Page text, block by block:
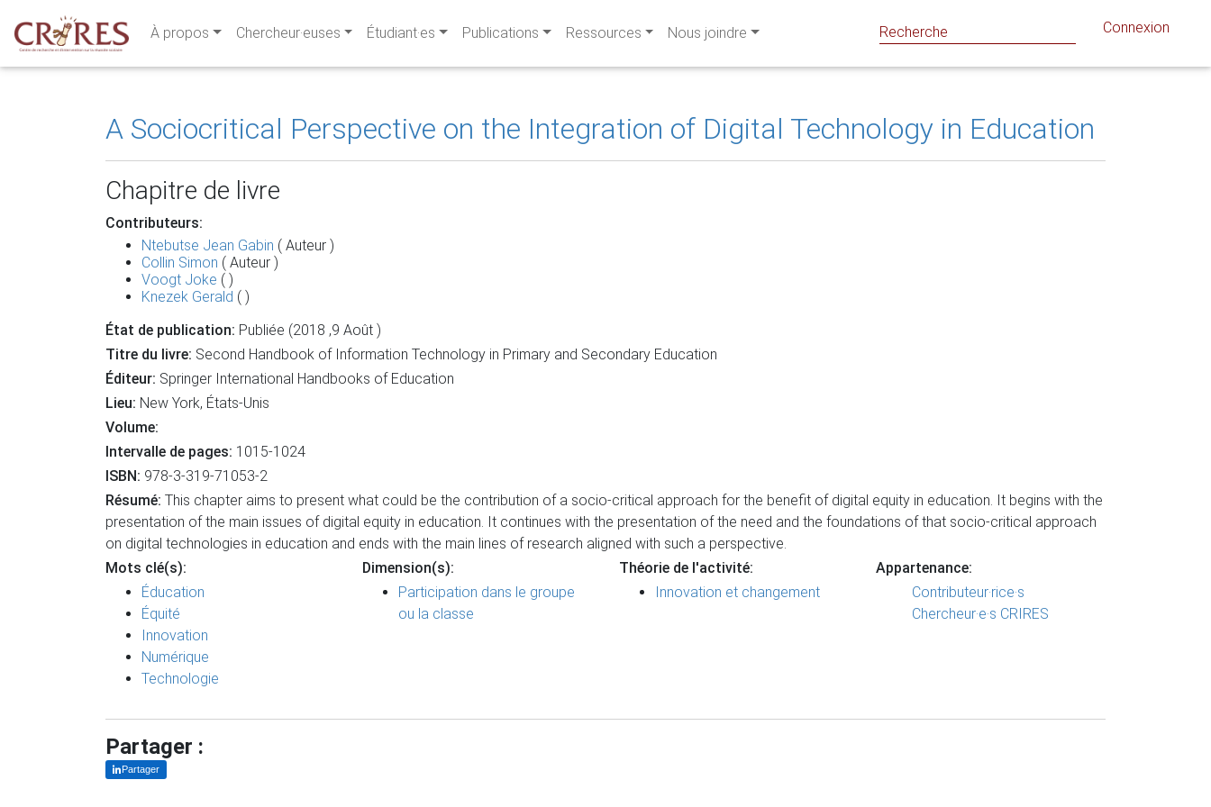
À propos Chercheur·euses Étudiant·es Publications Ressources Nous joindre Connexion
A Sociocritical Perspective on the Integration of Digital Technology in Education
Chapitre de livre
Contributeurs:
Ntebutse Jean Gabin ( Auteur )
Collin Simon ( Auteur )
Voogt Joke ( )
Knezek Gerald ( )
État de publication: Publiée (2018 ,9 Août )
Titre du livre: Second Handbook of Information Technology in Primary and Secondary Education
Éditeur: Springer International Handbooks of Education
Lieu: New York, États-Unis
Volume:
Intervalle de pages: 1015-1024
ISBN: 978-3-319-71053-2
Résumé: This chapter aims to present what could be the contribution of a socio-critical approach for the benefit of digital equity in education. It begins with the
presentation of the main issues of digital equity in education. It continues with the presentation of the need and the foundations of that socio-critical approach
on digital technologies in education and ends with the main lines of research aligned with such a perspective.
Mots clé(s):
Éducation
Équité
Innovation
Numérique
Technologie
Dimension(s):
Participation dans le groupe
ou la classe
Théorie de l'activité:
Innovation et changement
Appartenance:
Contributeur·rice·s
Chercheur·e·s CRIRES
Partager :
Partager